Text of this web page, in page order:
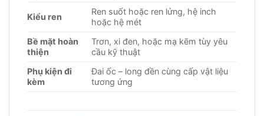
Kiểu ren
Ren suốt hoặc ren lửng, hệ inch
hoặc hệ mét
Bề mặt hoàn
thiện
Trơn, xi đen, hoặc mạ kẽm tùy yêu
cầu kỹ thuật
Phụ kiện đi
kèm
Đai ốc – long đền cùng cấp vật liệu
tương ứng